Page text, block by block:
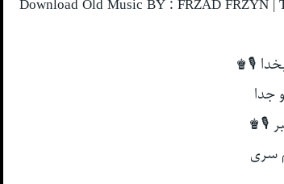
🎙♚
جدا
🎙♚
سری